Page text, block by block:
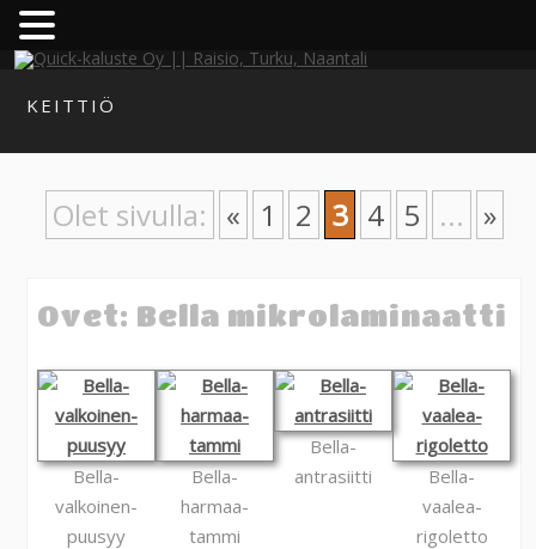
KEITTIÖ
Olet sivulla: « 1 2 3 4 5 ... »
Ovet: Bella mikrolaminaatti
Bella-
valkoinen-
puusyy
Bella-
harmaa-
tammi
Bella-
antrasiitti
Bella-
vaalea-
rigoletto